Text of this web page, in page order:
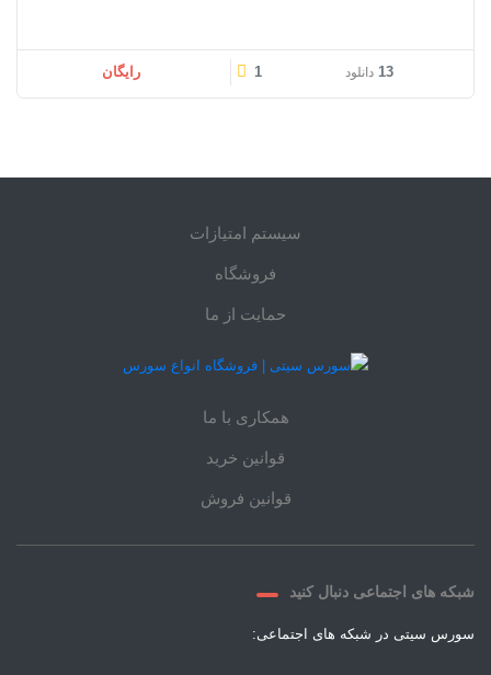
13 دانلود 1 رایگان
سیستم امتیازات
فروشگاه
حمایت از ما
همکاری با ما
قوانین خرید
قوانین فروش
شبکه های اجتماعی دنبال کنید
سورس سیتی در شبکه های اجتماعی: